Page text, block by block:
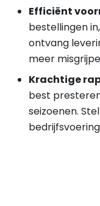
Efficiënt
bestellingen
ontvang
meer
Krachtige
best
seizoenen.